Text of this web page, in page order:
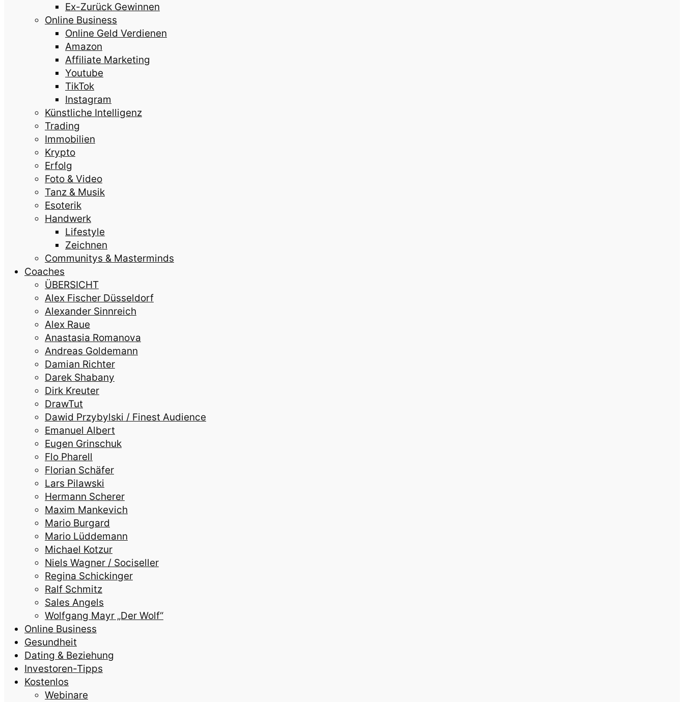
Ex-Zurück Gewinnen
Online Business
Online Geld Verdienen
Amazon
Affiliate Marketing
Youtube
TikTok
Instagram
Künstliche Intelligenz
Trading
Immobilien
Krypto
Erfolg
Foto & Video
Tanz & Musik
Esoterik
Handwerk
Lifestyle
Zeichnen
Communitys & Masterminds
Coaches
ÜBERSICHT
Alex Fischer Düsseldorf
Alexander Sinnreich
Alex Raue
Anastasia Romanova
Andreas Goldemann
Damian Richter
Darek Shabany
Dirk Kreuter
DrawTut
Dawid Przybylski / Finest Audience
Emanuel Albert
Eugen Grinschuk
Flo Pharell
Florian Schäfer
Lars Pilawski
Hermann Scherer
Maxim Mankevich
Mario Burgard
Mario Lüddemann
Michael Kotzur
Niels Wagner / Sociseller
Regina Schickinger
Ralf Schmitz
Sales Angels
Wolfgang Mayr „Der Wolf“
Online Business
Gesundheit
Dating & Beziehung
Investoren-Tipps
Kostenlos
Webinare